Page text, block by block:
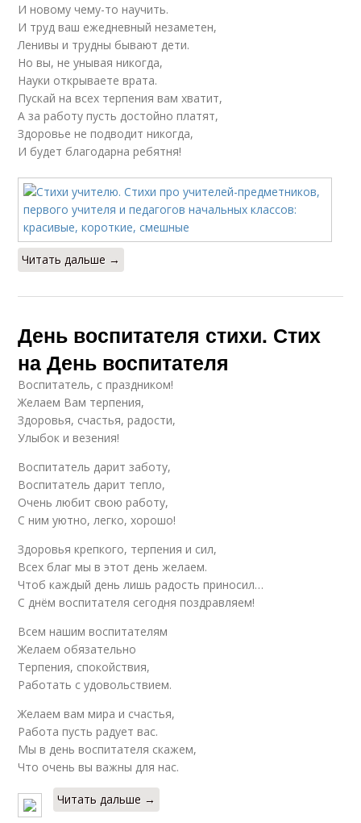
И новому чему-то научить.
И труд ваш ежедневный незаметен,
Ленивы и трудны бывают дети.
Но вы, не унывая никогда,
Науки открываете врата.
Пускай на всех терпения вам хватит,
А за работу пусть достойно платят,
Здоровье не подводит никогда,
И будет благодарна ребятня!
Читать дальше →
День воспитателя стихи. Стих
на День воспитателя
Воспитатель, с праздником!
Желаем Вам терпения,
Здоровья, счастья, радости,
Улыбок и везения!
Воспитатель дарит заботу,
Воспитатель дарит тепло,
Очень любит свою работу,
С ним уютно, легко, хорошо!
Здоровья крепкого, терпения и сил,
Всех благ мы в этот день желаем.
Чтоб каждый день лишь радость приносил…
С днём воспитателя сегодня поздравляем!
Всем нашим воспитателям
Желаем обязательно
Терпения, спокойствия,
Работать с удовольствием.
Желаем вам мира и счастья,
Работа пусть радует вас.
Мы в день воспитателя скажем,
Что очень вы важны для нас.
Читать дальше →